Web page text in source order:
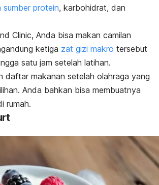
sumber protein, karbohidrat, dan
Clinic, Anda bisa makan camilan
ketiga zat gizi makro tersebut
satu jam setelah latihan.
daftar makanan setelah olahraga yang
Anda bahkan bisa membuatnya
rumah.